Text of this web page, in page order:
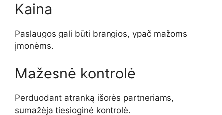
Kaina
Paslaugos gali būti brangios, ypač mažoms
įmonėms.
Mažesnė kontrolė
Perduodant atranką išorės partneriams,
sumažėja tiesioginė kontrolė.